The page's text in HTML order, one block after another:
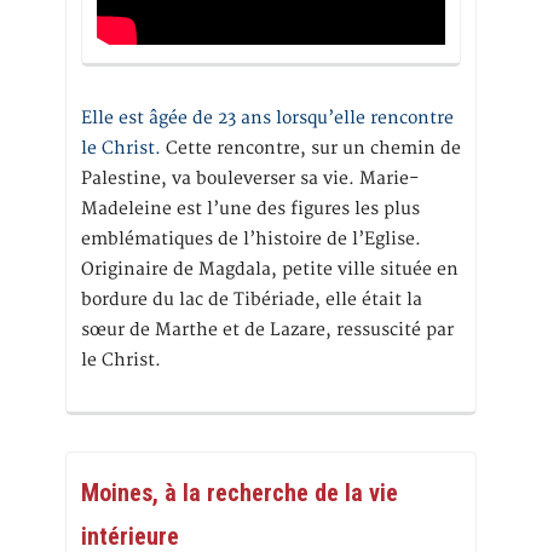
Elle est âgée de 23 ans lorsqu’elle rencontre
le Christ. Cette rencontre, sur un chemin de
Palestine, va bouleverser sa vie. Marie-
Madeleine est l’une des figures les plus
emblématiques de l’histoire de l’Eglise.
Originaire de Magdala, petite ville située en
bordure du lac de Tibériade, elle était la
sœur de Marthe et de Lazare, ressuscité par
le Christ.
Moines, à la recherche de la vie
intérieure